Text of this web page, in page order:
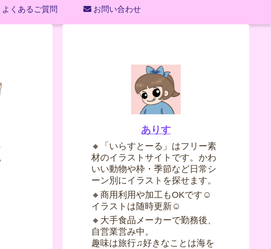
よくあるご質問 お問い合わせ
ありす
🔸「いらすとーる」はフリー素
材のイラストサイトです。かわ
いい動物や枠・季節など日常シ
ーン別にイラストを探せます。
🔸商用利用や加工もOKです☺
イラストは随時更新☺
🔸大手食品メーカーで勤務後、
自営業営み中。
趣味は旅行♫好きなことは海を